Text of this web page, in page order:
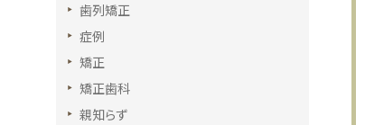
歯列矯正
症例
矯正
矯正歯科
親知らず